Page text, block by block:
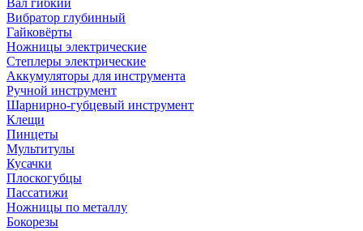
Вал гибкий
Вибратор глубинный
Гайковёрты
Ножницы электрические
Степлеры электрические
Аккумуляторы для инструмента
Ручной инструмент
Шарнирно-губцевый инструмент
Клещи
Пинцеты
Мультитулы
Кусачки
Плоскогубцы
Пассатижи
Ножницы по металлу
Бокорезы